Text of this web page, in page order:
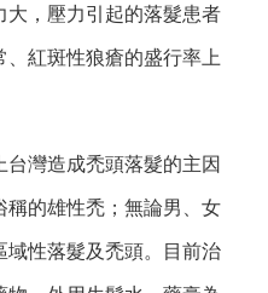
大，壓力引起的落髮患者
紅斑性狼瘡的盛行率上
灣造成禿頭落髮的主因
稱的雄性禿；無論男、女
域性落髮及禿頭。目前治